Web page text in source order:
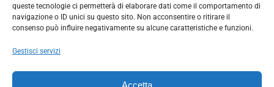
queste tecnologie ci permetterà di elaborare dati come il comportamento di
navigazione o ID unici su questo sito. Non acconsentire o ritirare il
consenso può influire negativamente su alcune caratteristiche e funzioni.
Gestisci servizi
Accetta
adottate dalla nostra Società per tutelare i Suoi dati personali.
Per contattare il DPO può scrivere a